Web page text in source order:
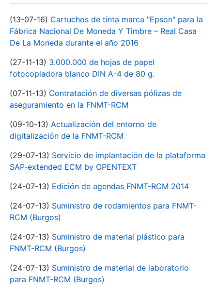
(13-07-16) Cartuchos de tinta marca "Epson" para la
Fábrica Nacional De Moneda Y Timbre – Real Casa
De La Moneda durante el año 2016
(27-11-13) 3.000.000 de hojas de papel
fotocopiadora blanco DIN A-4 de 80 g.
(07-11-13) Contratación de diversas pólizas de
aseguramiento en la FNMT-RCM
(09-10-13) Actualización del entorno de
digitalización de la FNMT-RCM
(29-07-13) Servicio de implantación de la plataforma
SAP-extended ECM by OPENTEXT
(24-07-13) Edición de agendas FNMT-RCM 2014
(24-07-13) Suministro de rodamientos para FNMT-
RCM (Burgos)
(24-07-13) Suministro de material plástico para
FNMT-RCM (Burgos)
(24-07-13) Suministro de material de laboratorio
para FNMT-RCM (Burgos)